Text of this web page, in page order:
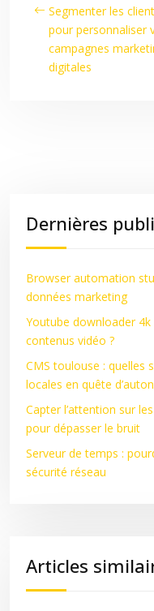
Segmenter les
pour personnaliser
campagnes
digitales
Dernières
Browser automation
données marketing
Youtube downloader
contenus vidéo ?
CMS toulouse : quelles
locales en quête
Capter l’attention sur
pour dépasser le bruit
Serveur de temps :
sécurité réseau
Articles